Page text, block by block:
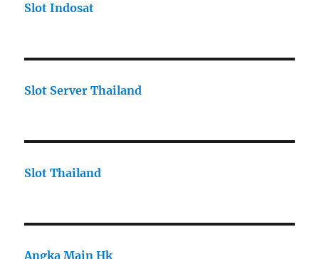
Slot Indosat
Slot Server Thailand
Slot Thailand
Angka Main Hk